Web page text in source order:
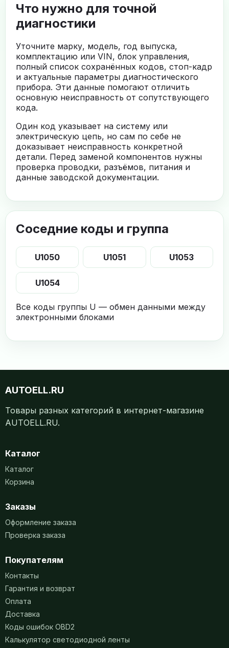
Что нужно для точной
диагностики
Уточните марку, модель, год выпуска,
комплектацию или VIN, блок управления,
полный список сохранённых кодов, стоп-кадр
и актуальные параметры диагностического
прибора. Эти данные помогают отличить
основную неисправность от сопутствующего
кода.
Один код указывает на систему или
электрическую цепь, но сам по себе не
доказывает неисправность конкретной
детали. Перед заменой компонентов нужны
проверка проводки, разъёмов, питания и
данные заводской документации.
Соседние коды и группа
U1050 U1051 U1053
U1054
Все коды группы U — обмен данными между
электронными блоками
AUTOELL.RU
Товары разных категорий в интернет-магазине
AUTOELL.RU.
Каталог
Каталог
Корзина
Заказы
Оформление заказа
Проверка заказа
Покупателям
Контакты
Гарантия и возврат
Оплата
Доставка
Коды ошибок OBD2
Калькулятор светодиодной ленты